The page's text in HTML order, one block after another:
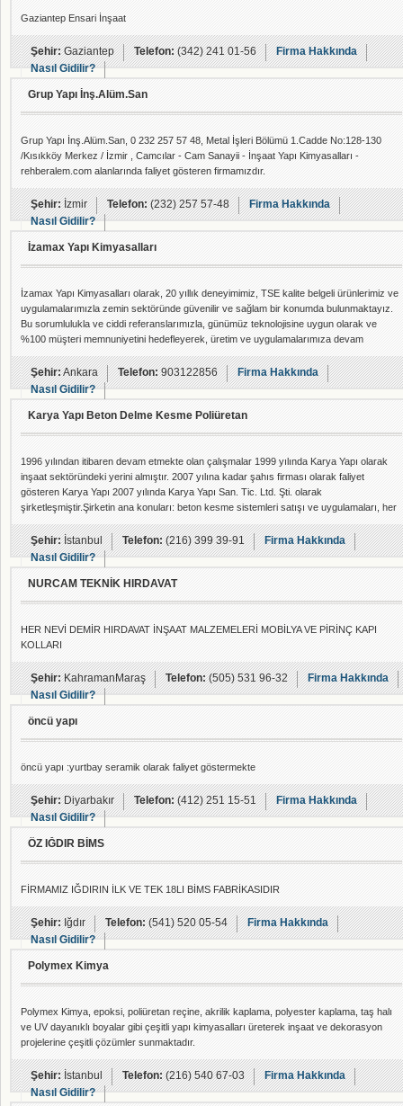
Gaziantep Ensari İnşaat
Şehir:Gaziantep Telefon:(342) 241 01-56
Firma Hakkında
Nasıl Gidilir?
Grup Yapı İnş.Alüm.San
Grup Yapı İnş.Alüm.San, 0 232 257 57 48, Metal İşleri Bölümü 1.Cadde No:128-130
/Kısıkköy Merkez / İzmir , Camcılar - Cam Sanayii - İnşaat Yapı Kimyasalları -
rehberalem.com alanlarında faliyet gösteren firmamızdır.
Şehir:İzmir Telefon:(232) 257 57-48
Firma Hakkında
Nasıl Gidilir?
İzamax Yapı Kimyasalları
İzamax Yapı Kimyasalları olarak, 20 yıllık deneyimimiz, TSE kalite belgeli ürünlerimiz ve
uygulamalarımızla zemin sektöründe güvenilir ve sağlam bir konumda bulunmaktayız.
Bu sorumlulukla ve ciddi referanslarımızla, günümüz teknolojisine uygun olarak ve
%100 müşteri memnuniyetini hedefleyerek, üretim ve uygulamalarımıza devam
etmekteyiz. İzamax Yapı Kimyasalları, zemin sistemlerinde, Taş halı (Stone Carpet),
Epoksi zemin kaplama, Terrazo zemin kaplama, epdm, kauçuk zemin ve spor sahaları
zemin kaplamaları konusunda faaliyet gösterm
Şehir:Ankara Telefon:903122856
Firma Hakkında
Nasıl Gidilir?
Karya Yapı Beton Delme Kesme Poliüretan
1996 yılından itibaren devam etmekte olan çalışmalar 1999 yılında Karya Yapı olarak
inşaat sektöründeki yerini almıştır. 2007 yılına kadar şahıs firması olarak faliyet
gösteren Karya Yapı 2007 yılında Karya Yapı San. Tic. Ltd. Şti. olarak
şirketleşmiştir.Şirketin ana konuları: beton kesme sistemleri satışı ve uygulamaları, her
tip kimyasal dübel ve ankraj sistemleri satış ve uygulaması, yapı güçlendirme, beton ve
betonarme temeller, çelik konstrüksiyon ve ağır makine montajı, özel ankraj
uygulamaları.Negatif basınç
Şehir:İstanbul Telefon:(216) 399 39-91
Firma Hakkında
Nasıl Gidilir?
NURCAM TEKNİK HIRDAVAT
HER NEVİ DEMİR HIRDAVAT İNŞAAT MALZEMELERİ MOBİLYA VE PİRİNÇ KAPI
KOLLARI
Şehir:KahramanMaraş Telefon:(505) 531 96-32
Firma Hakkında
Nasıl Gidilir?
öncü yapı
öncü yapı :yurtbay seramik olarak faliyet göstermekte
Şehir:Diyarbakır Telefon:(412) 251 15-51
Firma Hakkında
Nasıl Gidilir?
ÖZ IĞDIR BİMS
FİRMAMIZ IĞDIRIN İLK VE TEK 18LI BİMS FABRİKASIDIR
Şehir:Iğdır Telefon:(541) 520 05-54
Firma Hakkında
Nasıl Gidilir?
Polymex Kimya
Polymex Kimya, epoksi, poliüretan reçine, akrilik kaplama, polyester kaplama, taş halı
ve UV dayanıklı boyalar gibi çeşitli yapı kimyasalları üreterek inşaat ve dekorasyon
projelerine çeşitli çözümler sunmaktadır.
Şehir:İstanbul Telefon:(216) 540 67-03
Firma Hakkında
Nasıl Gidilir?